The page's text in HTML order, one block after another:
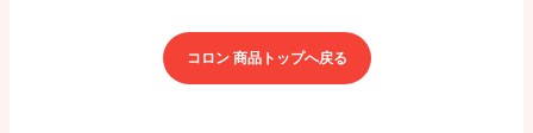
コロン 商品トップへ戻る